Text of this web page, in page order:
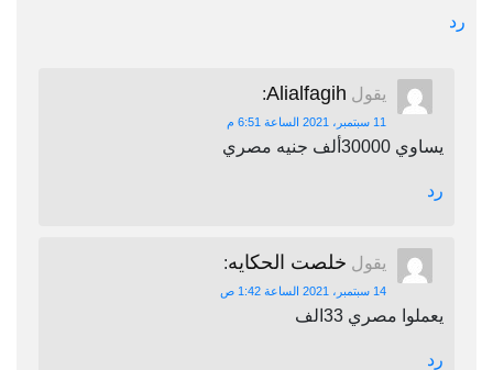
رد
يقول Alialfagih
:
11 سبتمبر، 2021 الساعة 6:51 م
يساوي 30000ألف جنيه مصري
رد
يقول خلصت الحكايه:
14 سبتمبر، 2021 الساعة 1:42 ص
يعملوا مصري 33الف
رد